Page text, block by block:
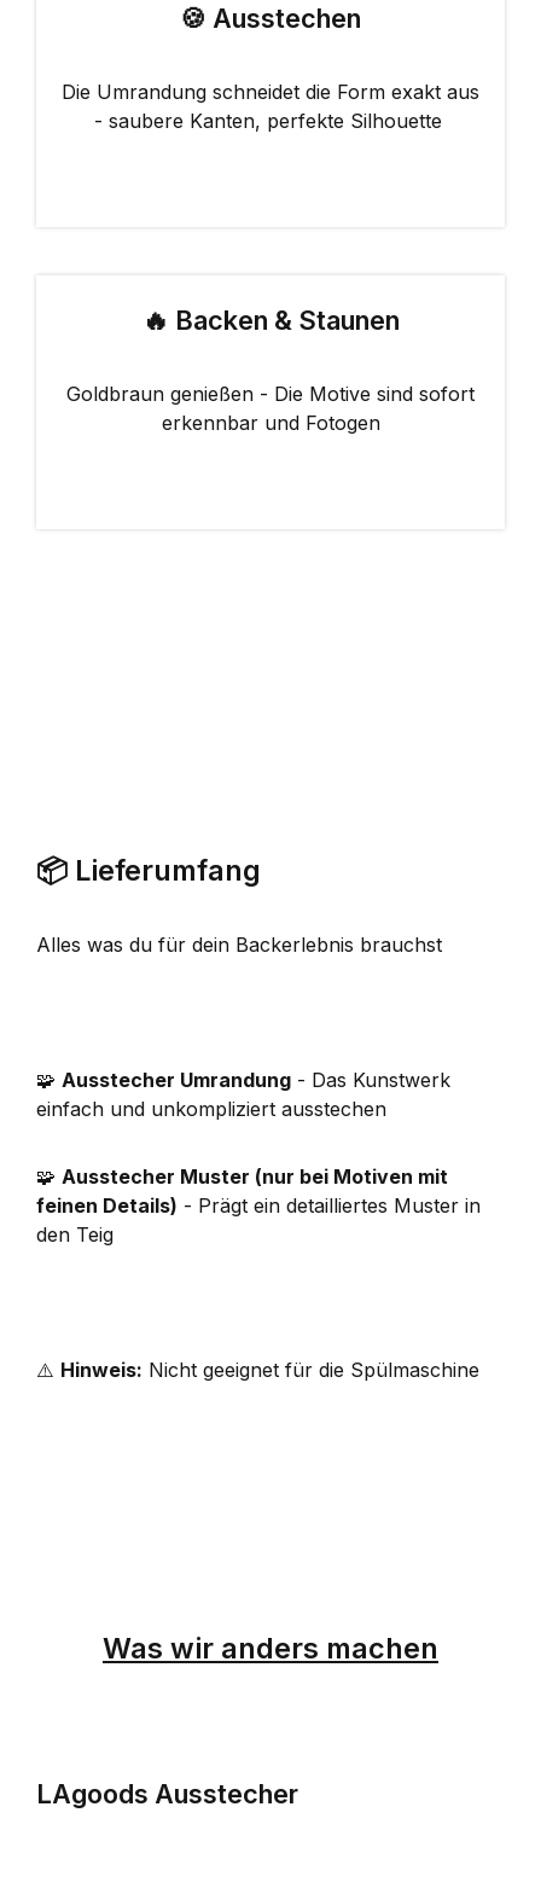
🍪 Ausstechen
Die Umrandung schneidet die Form exakt aus
- saubere Kanten, perfekte Silhouette
🔥 Backen & Staunen
Goldbraun genießen - Die Motive sind sofort
erkennbar und Fotogen
📦 Lieferumfang
Alles was du für dein Backerlebnis brauchst
🧩 Ausstecher Umrandung - Das Kunstwerk
einfach und unkompliziert ausstechen
🧩 Ausstecher Muster (nur bei Motiven mit
feinen Details) - Prägt ein detailliertes Muster in
den Teig
⚠️ Hinweis: Nicht geeignet für die Spülmaschine
Was wir anders machen
LAgoods Ausstecher